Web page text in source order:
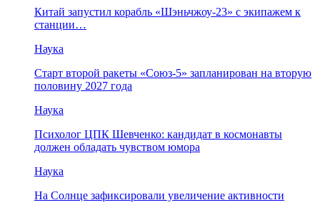
Китай запустил корабль «Шэньчжоу-23» с экипажем к
станции…
Наука
Старт второй ракеты «Союз-5» запланирован на вторую
половину 2027 года
Наука
Психолог ЦПК Шевченко: кандидат в космонавты
должен обладать чувством юмора
Наука
На Солнце зафиксировали увеличение активности